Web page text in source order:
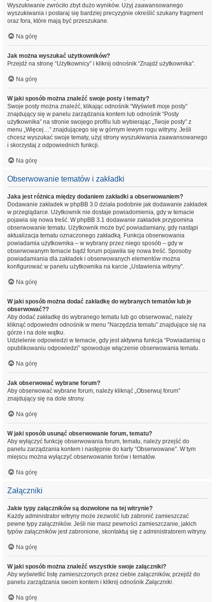
Wyszukiwanie zwróciło zbyt dużo wyników. Użyj zaawansowanego
wyszukiwania i postaraj się bardziej precyzyjnie określić szukany fragment
oraz fora, które mają być przeszukane.
Na górę
Jak można wyszukać użytkowników?
Przejdź na stronę “Użytkownicy” i kliknij odnośnik “Znajdź użytkownika”.
Na górę
W jaki sposób można znaleźć swoje posty i tematy?
Swoje posty można znaleźć, klikając odnośnik “Wyświetl moje posty”
znajdujący się w panelu zarządzania kontem lub odnośnik “Posty
użytkownika” na stronie swojego profilu lub wybierając „Twoje posty” z
menu „Więcej…” znajdującego się w górnym lewym rogu witryny. Jeśli
chcesz wyszukać swoje tematy, użyj strony wyszukiwania zaawansowanego
i skorzystaj z odpowiednich funkcji.
Na górę
Obserwowanie tematów i zakładki
Jaka jest różnica między dodaniem zakładki a obserwowaniem?
Dodawanie zakładek w phpBB 3.0 działa podobnie jak dodawanie zakładek
w przeglądarce. Użytkownik nie dostaje powiadomienia, gdy w temacie
pojawia się nowa treść. W phpBB 3.1 dodawanie zakładek przypomina
obserwowanie tematu. Użytkownik może być powiadamiany, gdy nastąpi
aktualizacja tematu oznaczonego zakładką. Funkcja obserwowania
powiadamia użytkownika – w wybrany przez niego sposób – gdy w
obserwowanym temacie bądź forum pojawiła się nowa treść. Sposoby
powiadamiania dla zakładek i obserwowanych elementów można
konfigurować w panelu użytkownika na karcie „Ustawienia witryny”.
Na górę
W jaki sposób można dodać zakładkę do wybranych tematów lub je
obserwować??
Aby dodać zakładkę do wybranego tematu lub go obserwować, należy
kliknąć odpowiedni odnośnik w menu “Narzędzia tematu” znajdujące się na
górze i na dole wątku.
Udzielenie odpowiedzi w temacie, gdy jest aktywna funkcja “Powiadamiaj o
opublikowaniu odpowiedzi” spowoduje włączenie obserwowania tematu.
Na górę
Jak obserwować wybrane forum?
Aby obserwować wybrane forum, należy kliknąć „Obserwuj forum”
znajdujący się na dole strony.
Na górę
W jaki sposób usunąć obserwowanie forum, tematu?
Aby wyłączyć funkcję obserwowania forum, tematu, należy przejść do
panelu zarządzania kontem i następnie do karty “Obserwowane”. W tym
miejscu można wyłączyć obserwowanie forów i tematów.
Na górę
Załączniki
Jakie typy załączników są dozwolone na tej witrynie?
Każdy administrator witryny może zezwolić lub zabronić zamieszczać
pewne typy załączników. Jeśli nie masz pewności zamieszczanie, jakich
typów załączników jest zabronione, skontaktuj się z administratorem witryny.
Na górę
W jaki sposób można znaleźć wszystkie swoje załączniki?
Aby wyświetlić listę zamieszczonych przez ciebie załączników, przejdź do
panelu zarządzania swoim kontem i kliknij odnośnikZałączniki.
Na górę